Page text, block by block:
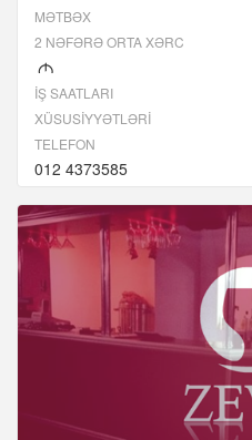
MƏTBƏX
2 NƏFƏRƏ ORTA XƏRC
M
İŞ SAATLARI
XÜSUSIYYƏTLƏRI
TELEFON
012 4373585